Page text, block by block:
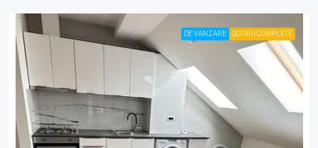
DE VANZARE DOTARI COMPLETE